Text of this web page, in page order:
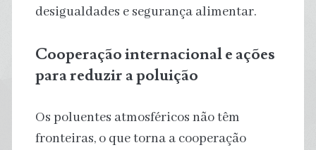
desigualdades e segurança alimentar.
Cooperação internacional e ações
para reduzir a poluição
Os poluentes atmosféricos não têm
fronteiras, o que torna a cooperação